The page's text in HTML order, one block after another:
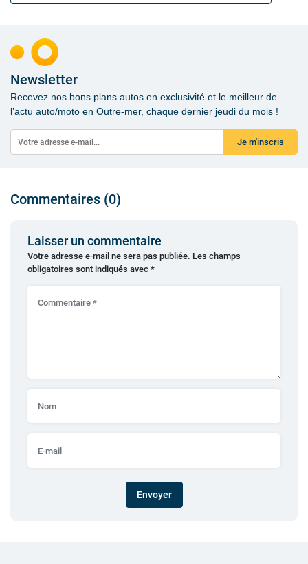
Newsletter
Recevez nos bons plans autos en exclusivité et le meilleur de
l’actu auto/moto en Outre-mer, chaque dernier jeudi du mois !
Je m'inscris
Commentaires (0)
Laisser un commentaire
Votre adresse e-mail ne sera pas publiée. Les champs
obligatoires sont indiqués avec *
Envoyer